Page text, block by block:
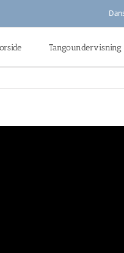
Tangoundervisning